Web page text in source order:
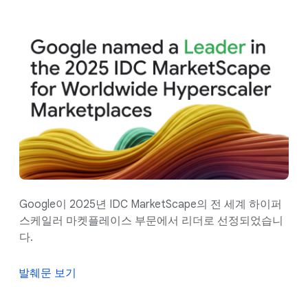
Google이 2025년 IDC MarketScape의 전 세계 하이퍼
스케일러 마켓플레이스 부문에서 리더로 선정되었습니
다.
발췌문 보기